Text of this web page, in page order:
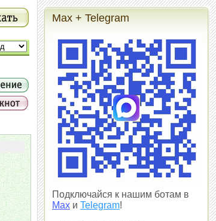
Max + Telegram
Подключайся к нашим ботам в
Max и Telegram!